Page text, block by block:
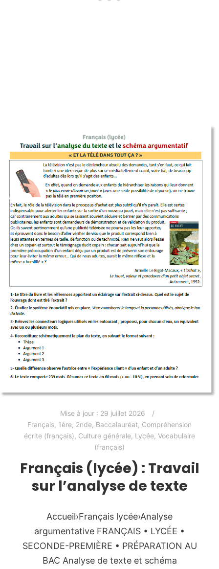
Mise à jour : 29 juillet 2026
Français, 1ère, 2nde, Baccalauréat, Compréhension
écrite (français), Culture générale, Lycée, Vocabulaire
(français)
Français (lycée) : Travail
sur l’analyse de texte
Accueil›Français lycée›Analyse
argumentative FRANÇAIS • LYCÉE •
SECONDE-PREMIÈRE • PRÉPARATION AU
BAC Analyse de texte et schéma